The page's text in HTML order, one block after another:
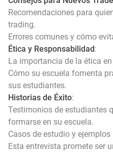
Recomendaciones para
trading.
Errores comunes y cómo
Ética y Responsabilidad:
La importancia de la ética
Cómo su escuela fomenta
sus estudiantes.
Historias de Éxito:
Testimonios de estudiantes
formarse en su escuela.
Casos de estudio y
Esta entrevista promete ser